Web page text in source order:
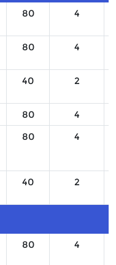
80 4
80 4
40 2
80
4
80 4
40 2
80 4